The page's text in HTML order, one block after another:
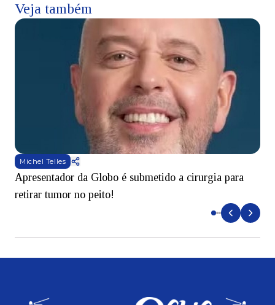
Veja também
Michel Telles
Apresentador da Globo é submetido a cirurgia para
retirar tumor no peito!